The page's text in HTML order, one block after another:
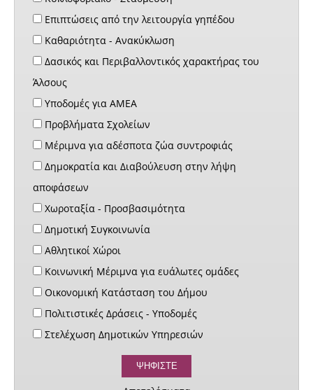
Επιπτώσεις από την λειτουργία γηπέδου
Καθαριότητα - Ανακύκλωση
Δασικός και Περιβαλλοντικός χαρακτήρας του
Άλσους
Υποδομές για ΑΜΕΑ
Προβλήματα Σχολείων
Μέριμνα για αδέσποτα ζώα συντροφιάς
Δημοκρατία και Διαβούλευση στην λήψη
αποφάσεων
Χωροταξία - Προσβασιμότητα
Δημοτική Συγκοινωνία
Αθλητικοί Χώροι
Κοινωνική Μέριμνα για ευάλωτες ομάδες
Οικονομική Κατάσταση του Δήμου
Πολιτιστικές Δράσεις - Υποδομές
Στελέχωση Δημοτικών Υπηρεσιών